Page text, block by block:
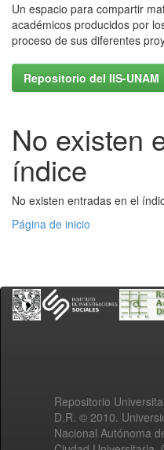
Un espacio para compartir
académicos producidos por
proceso de sus diferentes
Repositorio del IIS-UNAM
No existen
índice
No existen entradas en el
Página de inicio
Repositorio
D.R. © 2010.
Nacional Autónoma